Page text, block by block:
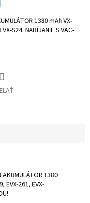
1380 mAh VX-
S24.NABÍJANIE SVAC-
1380
EVX-261, EVX-